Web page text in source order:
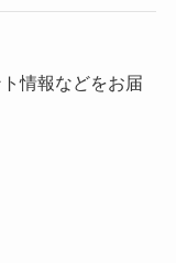
情報などをお届